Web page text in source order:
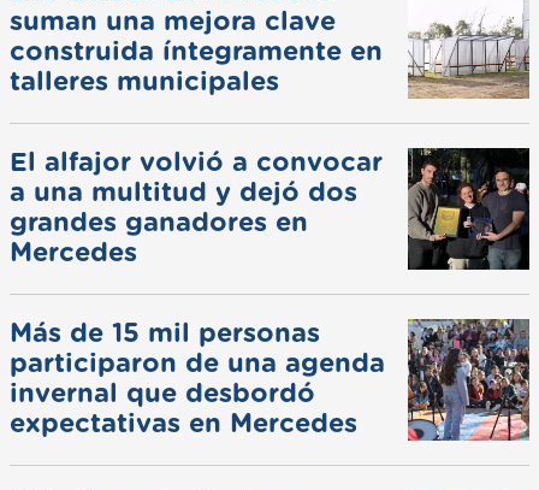
suman una mejora clave
construida íntegramente en
talleres municipales
El alfajor volvió a convocar
a una multitud y dejó dos
grandes ganadores en
Mercedes
Más de 15 mil personas
participaron de una agenda
invernal que desbordó
expectativas en Mercedes